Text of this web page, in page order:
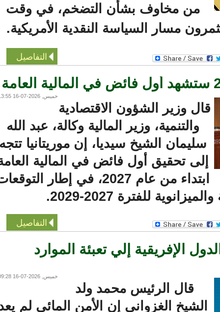
من مخاوف بشأن التضخم، في وقت
مسار السياسة النقدية الأمريكية.
التفاصيل
خميس, 2026-07-16 13:55
وزير الشؤون الاقتصادية
والتنمية، وزير المالية وكالة، عبد الله
سليمان الشيخ سيديا، إن موريتانيا تتجه
إلى تحقيق أول فائض في المالية العامة
ابتداء من عام 2027، في إطار التوقعات
للفترة 2027-2029.
التفاصيل
الإفريقية إلي تعبئة الموارد
خميس, 2026-07-16 09:28
قال الرئيس محمد ولد
الشيخ الغزواني إن الأمن المائي لم يعد